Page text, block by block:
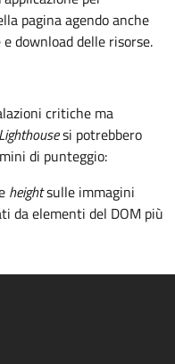
pagina agendo anche
download delle risorse.
critiche ma
si potrebbero
di punteggio:
heightsulle immagini
da elementi del DOM più